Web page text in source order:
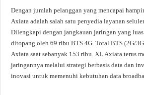
Dengan jumlah pelanggan yang mencapai
Axiata adalah salah satu penyedia layanan
Dilengkapi dengan jangkauan jaringan yang
ditopang oleh 69 ribu BTS 4G. Total BTS (2G/
Axiata saat sebanyak 153 ribu. XL Axiata terus
jaringannya melalui strategi berbasis data dan
inovasi untuk memenuhi kebutuhan data